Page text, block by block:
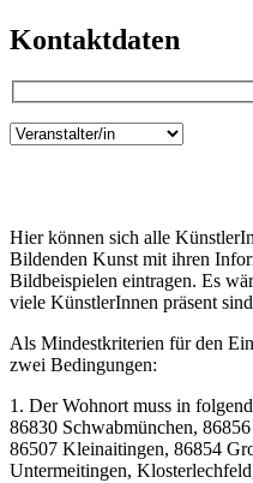
Kontaktdaten
Hier können sich alle
Bildenden Kunst mit ihren
Bildbeispielen eintragen. Es
viele KünstlerInnen präsent
Als Mindestkriterien für den
zwei Bedingungen:
1. Der Wohnort muss in
86830 Schwabmünchen,
86507 Kleinaitingen, 86854
Untermeitingen,